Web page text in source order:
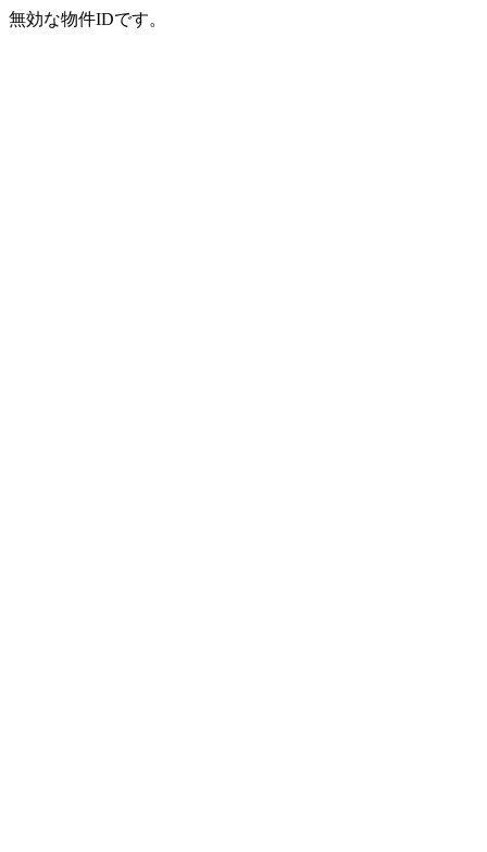
無効な物件IDです。